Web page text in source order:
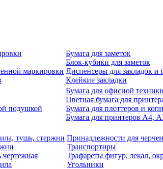
маркировки
Бумага для заметок
Блок-кубики для заметок
Диспенсеры для закладок и
Клейкие закладки
подушкой
Бумага для офисной техники
Цветная бумага для
Бумага для плоттеров и
Бумага для принтеров А4,
тушь, стержни Принадлежности для
Транспортиры
Трафареты фигур, лекал,
Угольники